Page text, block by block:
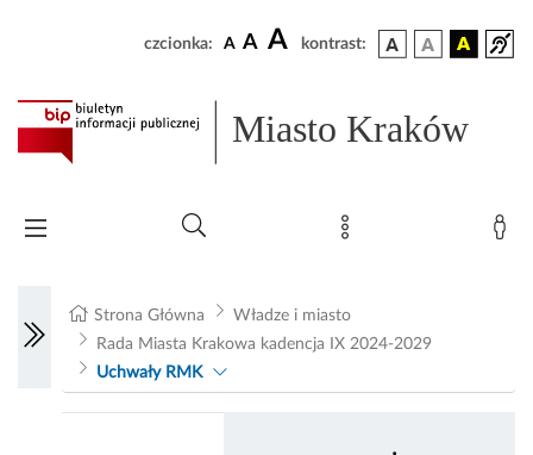
czcionka: A A A kontrast:
Miasto Kraków
Strona Główna
Władze i miasto
Rada Miasta Krakowa kadencja IX 2024-2029
Uchwały RMK